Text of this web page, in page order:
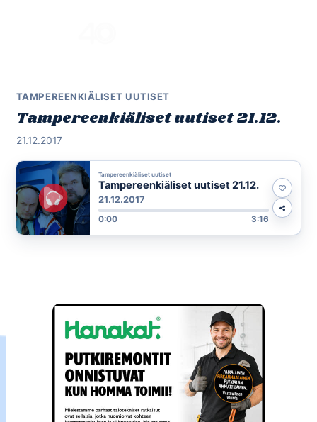
TAMPEREENKIÄLISET UUTISET
Tampereenkiäliset uutiset 21.12.
21.12.2017
Tampereenkiäliset uutiset
Tampereenkiäliset uutiset 21.12.
21.12.2017
0:00 3:16